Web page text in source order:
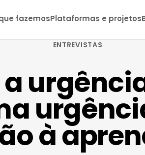
fazemosPlataformas e projetos
ENTREVISTAS
à